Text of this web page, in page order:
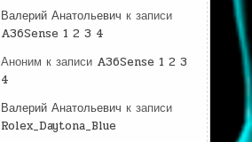
Валерий Анатольевич к записи
A36Sense 1 2 3 4
Аноним к записи A36Sense 1 2 3
4
Валерий Анатольевич к записи
Rolex_Daytona_Blue